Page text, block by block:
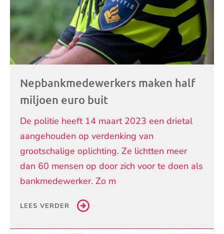
Nepbankmedewerkers maken half
miljoen euro buit
De politie heeft 14 maart 2023 een drietal
aangehouden op verdenking van
grootschalige oplichting. Ze lichtten meer
dan 60 mensen op door zich voor te doen als
bankmedewerker. Zo m
LEES VERDER